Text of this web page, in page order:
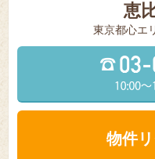
恵
東京都⼼エ
物件